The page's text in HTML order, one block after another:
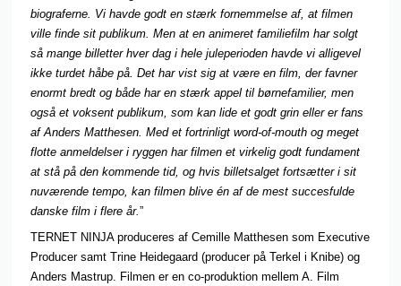
biograferne. Vi havde godt en stærk fornemmelse af, at filmen
ville finde sit publikum. Men at en animeret familiefilm har solgt
så mange billetter hver dag i hele juleperioden havde vi alligevel
ikke turdet håbe på. Det har vist sig at være en film, der favner
enormt bredt og både har en stærk appel til børnefamilier, men
også et voksent publikum, som kan lide et godt grin eller er fans
af Anders Matthesen. Med et fortrinligt word-of-mouth og meget
flotte anmeldelser i ryggen har filmen et virkelig godt fundament
at stå på den kommende tid, og hvis billetsalget fortsætter i sit
nuværende tempo, kan filmen blive én af de mest succesfulde
danske film i flere år.”
TERNET NINJA produceres af Cemille Matthesen som Executive
Producer samt Trine Heidegaard (producer på Terkel i Knibe) og
Anders Mastrup. Filmen er en co-produktion mellem A. Film